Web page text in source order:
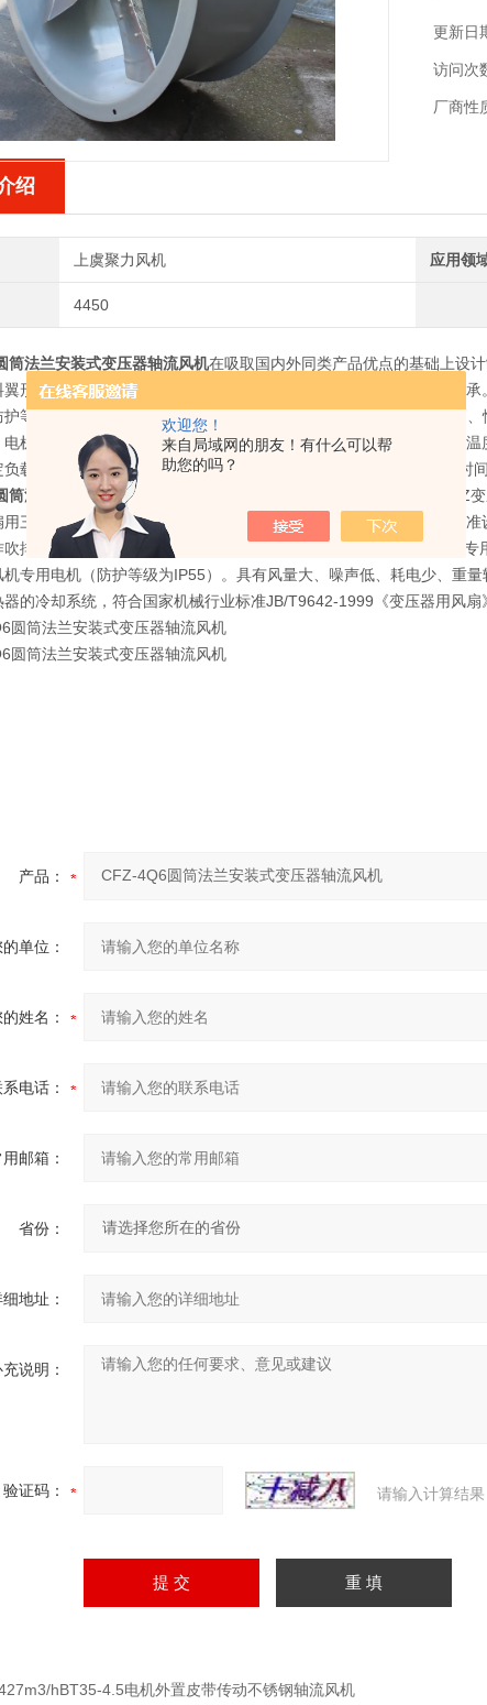
欢迎您！
来自局域网的朋友！有什么可以帮
助您的吗？
套。
更新日
访问次
厂商性
绍
上虞聚力风机 应用领
4450
筒法兰安装式变压器轴流风机在吸取国内外同类产品优点的基础上设
形叶片制造，配套电机为低噪声电动机。电机轴承为双密封电机轴
等级达IP55，适用于户外使用。因此，该产品具有噪声低、效率高、
电机采用B级绝缘，定子绕组的温升限值（电阻法）≤45K，轴承允许
载连续运行，其使用寿命为10年，并能保证在*次大修前安全运行时间
筒法兰安装式变压器轴流风机
是一种低噪声高效能的新型产品，CFZ
用三相异步电动机技术条件》和JB/T9642-1999《变压器风扇》等标
吹排风使用，其噪声比传统产品平均降低3-10db(A)。BF系列变压器
机专用电机（防护等级为IP55）。具有风量大、噪声低、耗电少、重
的冷却系统，符合国家机械行业标准JB/T9642-1999《变压器用风扇
产品：
单位：
姓名：
电话：
邮箱：
省份：
地址：
说明：
验证码： 请输入计算结
hBT35-4.5电机外置皮带传动不锈钢轴流风机